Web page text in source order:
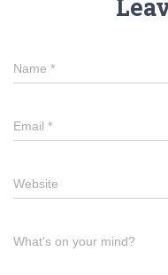
Name *
Email *
Website
What's on your mind?